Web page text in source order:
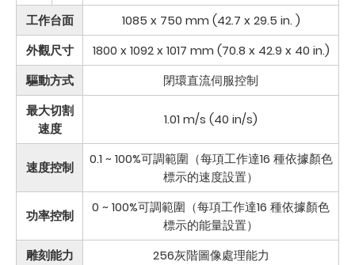
工作台面
1085 x 750 mm (42.7 x 29.5 in. )
外觀尺寸
1800 x 1092 x 1017 mm (70.8 x 42.9 x 40 in.)
驅動方式
閉環直流伺服控制
最大切割
速度
1.01 m/s (40 in/s)
速度控制
0.1 ~ 100%可調範圍（每項工作達16 種依據顏色
標示的速度設置）
功率控制
0 ~ 100%可調範圍（每項工作達16 種依據顏色
標示的能量設置）
雕刻能力
256灰階圖像處理能力